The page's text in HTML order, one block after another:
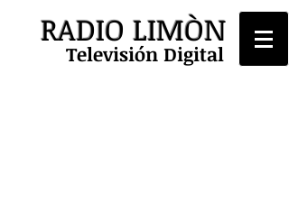
RADIO LIMÒN
Televisión Digital